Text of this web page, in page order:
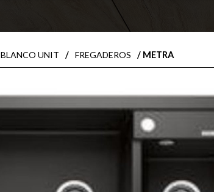
BLANCO UNIT / FREGADEROS / METRA